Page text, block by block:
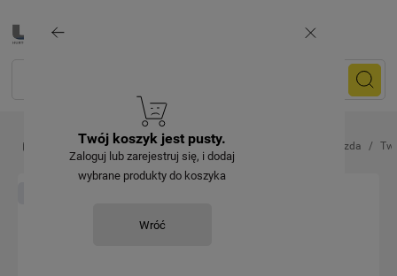
Twój koszyk jest pusty.
Zaloguj lub zarejestruj się, i dodaj
wybrane produkty do koszyka
Wróć
Artykuły elektryczne Gniazda i wtyczki przenośne Gniazda